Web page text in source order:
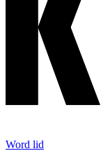
Word lid